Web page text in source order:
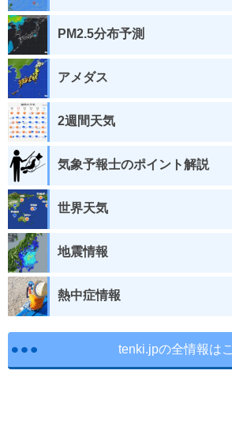
PM2.5分布予測
アメダス
2週間天気
気象予報士のポイント解説
世界天気
地震情報
熱中症情報
tenki.jpの全情報は